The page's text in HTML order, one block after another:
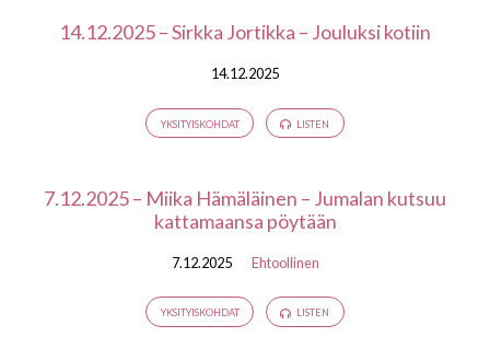
14.12.2025 – Sirkka Jortikka – Jouluksi kotiin
14.12.2025
YKSITYISKOHDAT LISTEN
7.12.2025 – Miika Hämäläinen – Jumalan kutsuu
kattamaansa pöytään
7.12.2025 Ehtoollinen
YKSITYISKOHDAT LISTEN